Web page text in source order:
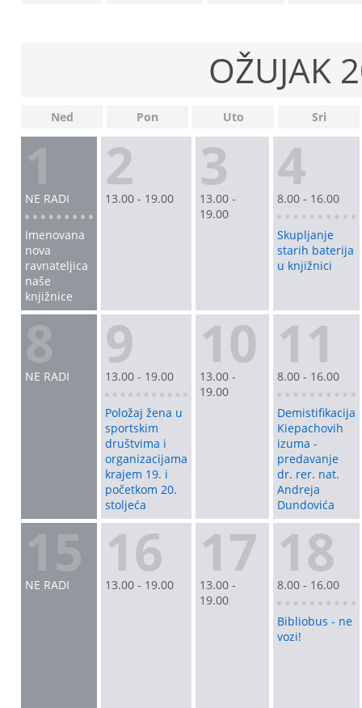
OŽUJAK
Ned Pon Uto Sri
NE RADI
Imenovana
nova
ravnateljica
naše
knjižnice
2
13.00 - 19.00 3
13.00 -
19.00
4
8.00 - 16.00
Skupljanje
starih baterija
u knjižnici
NE RADI 9
13.00 - 19.00
Položaj žena u
sportskim
društvima i
organizacijama
krajem 19. i
početkom 20.
stoljeća
10
13.00 -
19.00
11
8.00 - 16.00
Demistifikacija
Kiepachovih
izuma -
predavanje
dr. rer. nat.
Andreja
Dundovića
NE RADI 16
13.00 - 19.00 17
13.00 -
19.00
18
8.00 - 16.00
Bibliobus - ne
vozi!